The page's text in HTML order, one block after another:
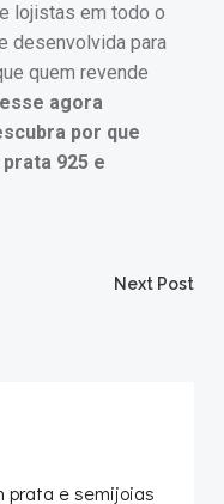
lojistas em todo o
desenvolvida para
quem revende
agora
por que
925 e
Next Post
prata e semijoias